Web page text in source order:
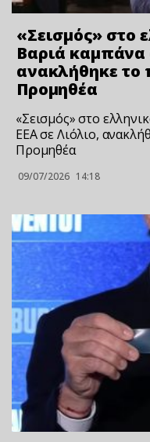
«Σεισμός» στο
Βαριά καμπάνα
ανακλήθηκε το
Προμηθέα
«Σεισμός» στο
ΕΕΑ σε Λιόλιο,
Προμηθέα
09/07/2026 14:18